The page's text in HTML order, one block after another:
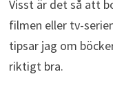
Visst är det så att
filmen eller tv-
tipsar jag om
riktigt bra.